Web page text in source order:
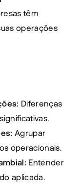
têm
operações
Diferenças
Agrupar
operacionais.
Entender
aplicada.